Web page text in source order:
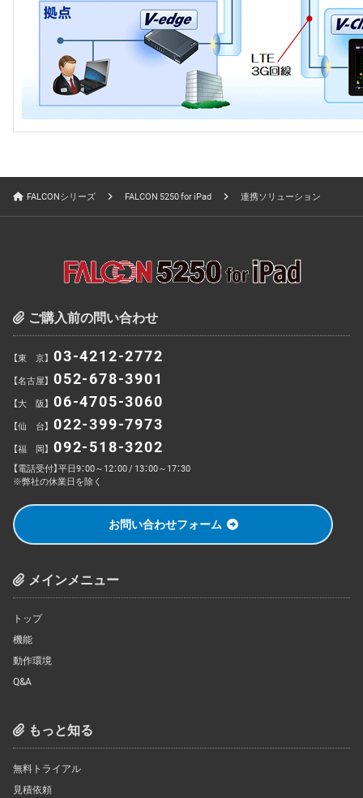
FALCONシリーズ FALCON 5250 for iPad 連携ソリューション
ご購入前の問い合わせ
【東 京】 03-4212-2772
【名古屋】 052-678-3901
【大 阪】 06-4705-3060
【仙 台】 022-399-7973
【福 岡】 092-518-3202
【電話受付】平日9：00～12：00 / 13：00～17：30
※弊社の休業日を除く
お問い合わせフォーム
メインメニュー
トップ
機能
動作環境
Q&A
もっと知る
無料トライアル
見積依頼